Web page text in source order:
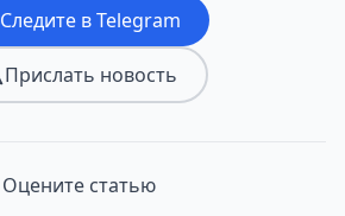
Следите в Telegram
Прислать новость
Оцените статью